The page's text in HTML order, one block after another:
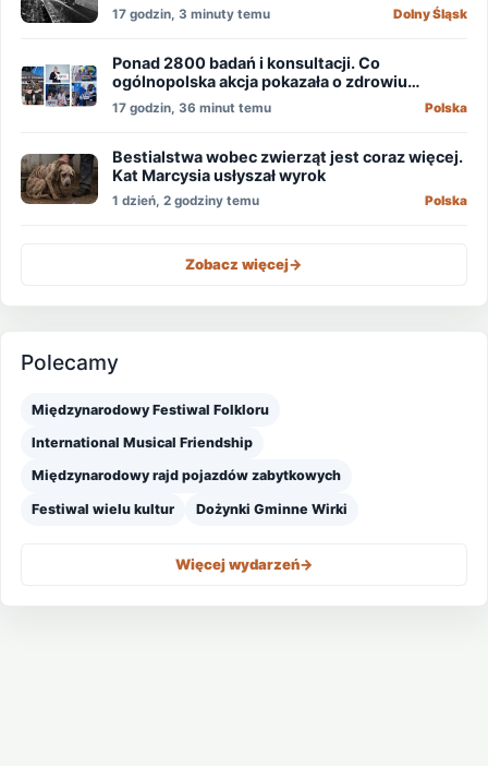
17 godzin, 3 minuty temu Dolny Śląsk
Ponad 2800 badań i konsultacji. Co
ogólnopolska akcja pokazała o zdrowiu
mężczyzn?
17 godzin, 36 minut temu Polska
Bestialstwa wobec zwierząt jest coraz więcej.
Kat Marcysia usłyszał wyrok
1 dzień, 2 godziny temu Polska
Zobacz więcej->
Polecamy
Międzynarodowy Festiwal Folkloru
International Musical Friendship
Międzynarodowy rajd pojazdów zabytkowych
Festiwal wielu kultur Dożynki Gminne Wirki
Więcej wydarzeń->